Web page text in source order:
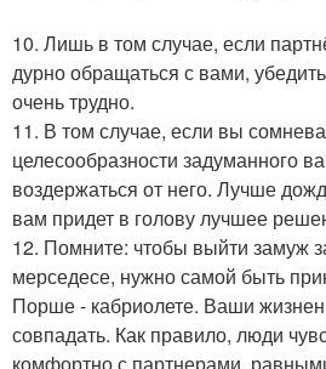
10. Лишь в том случае, если
дурно обращаться с вами,
очень трудно.
11. В том случае, если вы
целесообразности задуманного
воздержаться от него. Лучше
вам придет в голову лучшее
12. Помните: чтобы выйти замуж
мерседесе, нужно самой быть
Порше - кабриолете. Ваши
совпадать. Как правило, люди